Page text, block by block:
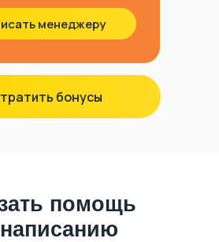
бонусы
менеджеру
помощь